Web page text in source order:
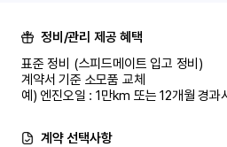
정비/관리 제공 혜택
표준 정비 (스피드메이트 입고 정비)
계약서 기준 소모품 교체
예) 엔진오일 : 1만km 또는 12개월 경과
계약 선택사항